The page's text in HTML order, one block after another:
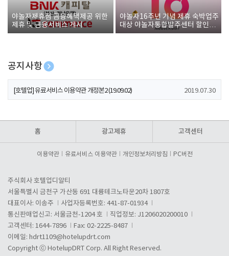
야놀자제휴점 금융혜택제공 위한
제휴 및 금융서비스 게시
야놀자16주년 기념 제휴 숙박업주
대상 야놀자통합발주센터 할인쿠
폰 증정
공지사항
[호텔업] 개인정보 처리방침 개정본1 (19.09.02)
[호텔업] 유료서비스 이용약관 개정본2 (19.09.02) 2019.07.30
홈 광고제휴 고객센터
이용약관 유료서비스 이용약관 개인정보처리방침 PC버전
주식회사 호텔업디알티
서울특별시 금천구 가산동 691 대륭테크노타운20차 1807호
대표이사: 이송주
사업자등록번호: 441-87-01934
통신판매업신고: 서울금천-1204 호
직업정보: J1206020200010
고객센터: 1644-7896
Fax: 02-2225-8487
이메일: hdrt1109@hotelupdrt.com
Copyright ⓒ HotelupDRT Corp. All Right Reserved.